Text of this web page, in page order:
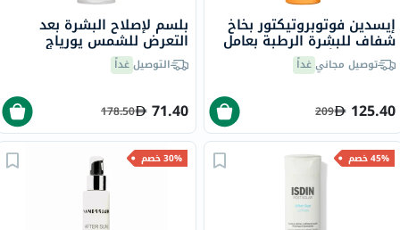
إيسدين فوتوبروتيكتور بخاخ
شفاف للبشرة الرطبة بعامل
سعة 250 ملتوصيل مجانيغداً
125.40
209
بلسم لإصلاح البشرة بعد
التعرض للشمس يورياج
باريسون - 150 مل
التوصيلغداً
71.40
178.50
45% خصم 30% خصم